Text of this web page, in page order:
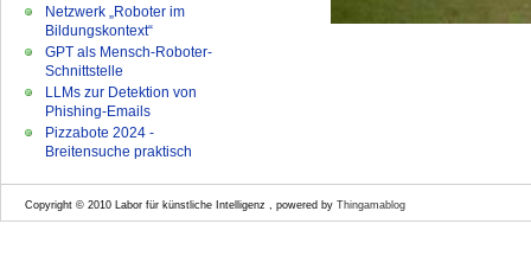
Netzwerk „Roboter im
Bildungskontext“
GPT als Mensch-Roboter-
Schnittstelle
LLMs zur Detektion von
Phishing-Emails
Pizzabote 2024 -
Breitensuche praktisch
Copyright © 2010 Labor für künstliche Intelligenz , powered by Thingamablog